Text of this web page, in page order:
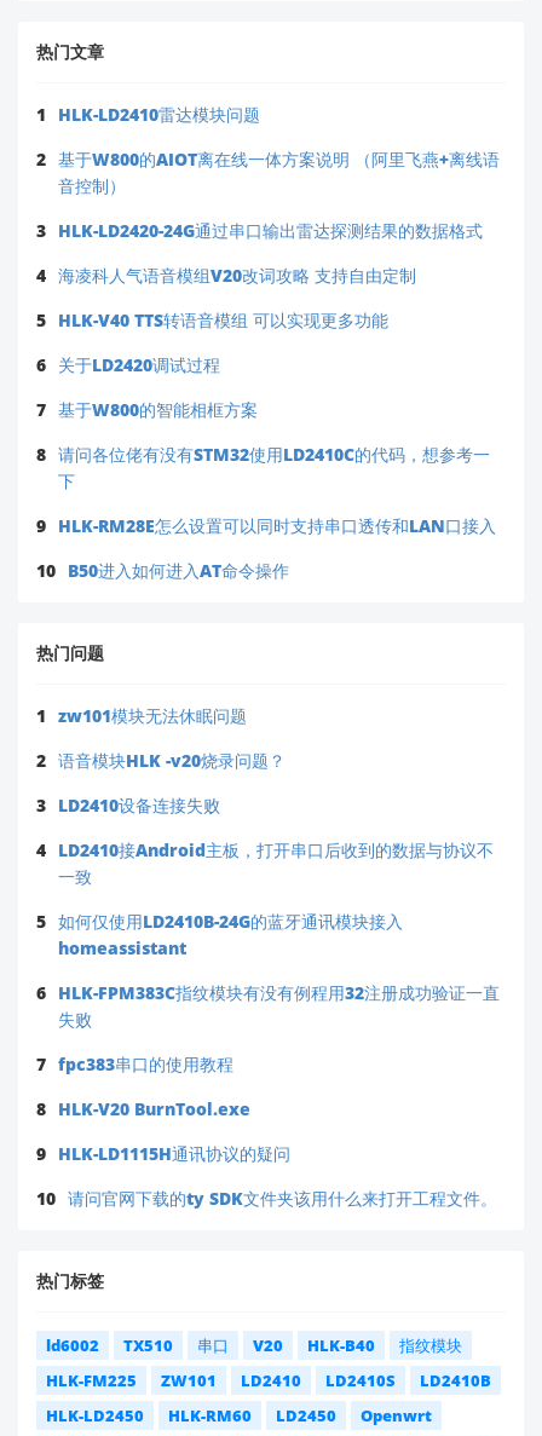
热门文章
1
HLK-LD2410雷达模块问题
2 基于W800的AIOT离在线一体方案说明 （阿里飞燕+离线语
音控制）
3 HLK-LD2420-24G通过串口输出雷达探测结果的数据格式
4 海凌科人气语音模组V20改词攻略 支持自由定制
5 HLK-V40 TTS转语音模组 可以实现更多功能
6 关于LD2420调试过程
7 基于W800的智能相框方案
8 请问各位佬有没有STM32使用LD2410C的代码，想参考一
下
9 HLK-RM28E怎么设置可以同时支持串口透传和LAN口接入
10 B50进入如何进入AT命令操作
热门问题
1 zw101模块无法休眠问题
2 语音模块HLK -v20烧录问题？
3 LD2410设备连接失败
4 LD2410接Android主板，打开串口后收到的数据与协议不
一致
5 如何仅使用LD2410B-24G的蓝牙通讯模块接入
homeassistant
6 HLK-FPM383C指纹模块有没有例程用32注册成功验证一直
失败
7 fpc383串口的使用教程
8 HLK-V20 BurnTool.exe
9 HLK-LD1115H通讯协议的疑问
10 请问官网下载的ty SDK文件夹该用什么来打开工程文件。
热门标签
ld6002 TX510 串口 V20 HLK-B40
指纹模块
HLK-FM225
ZW101 LD2410 LD2410S
LD2410B
HLK-LD2450
HLK-RM60 LD2450
Openwrt